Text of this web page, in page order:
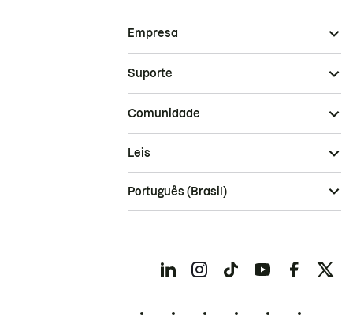
Empresa
Suporte
Comunidade
Leis
Português (Brasil)